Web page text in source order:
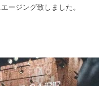
ージング致しました。